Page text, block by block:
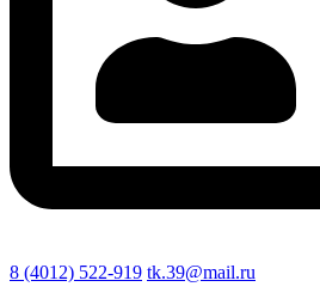
8 (4012) 522-919 tk.39@mail.ru